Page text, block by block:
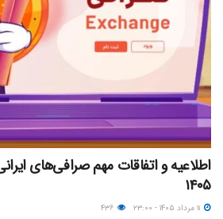
۱۴۰۵